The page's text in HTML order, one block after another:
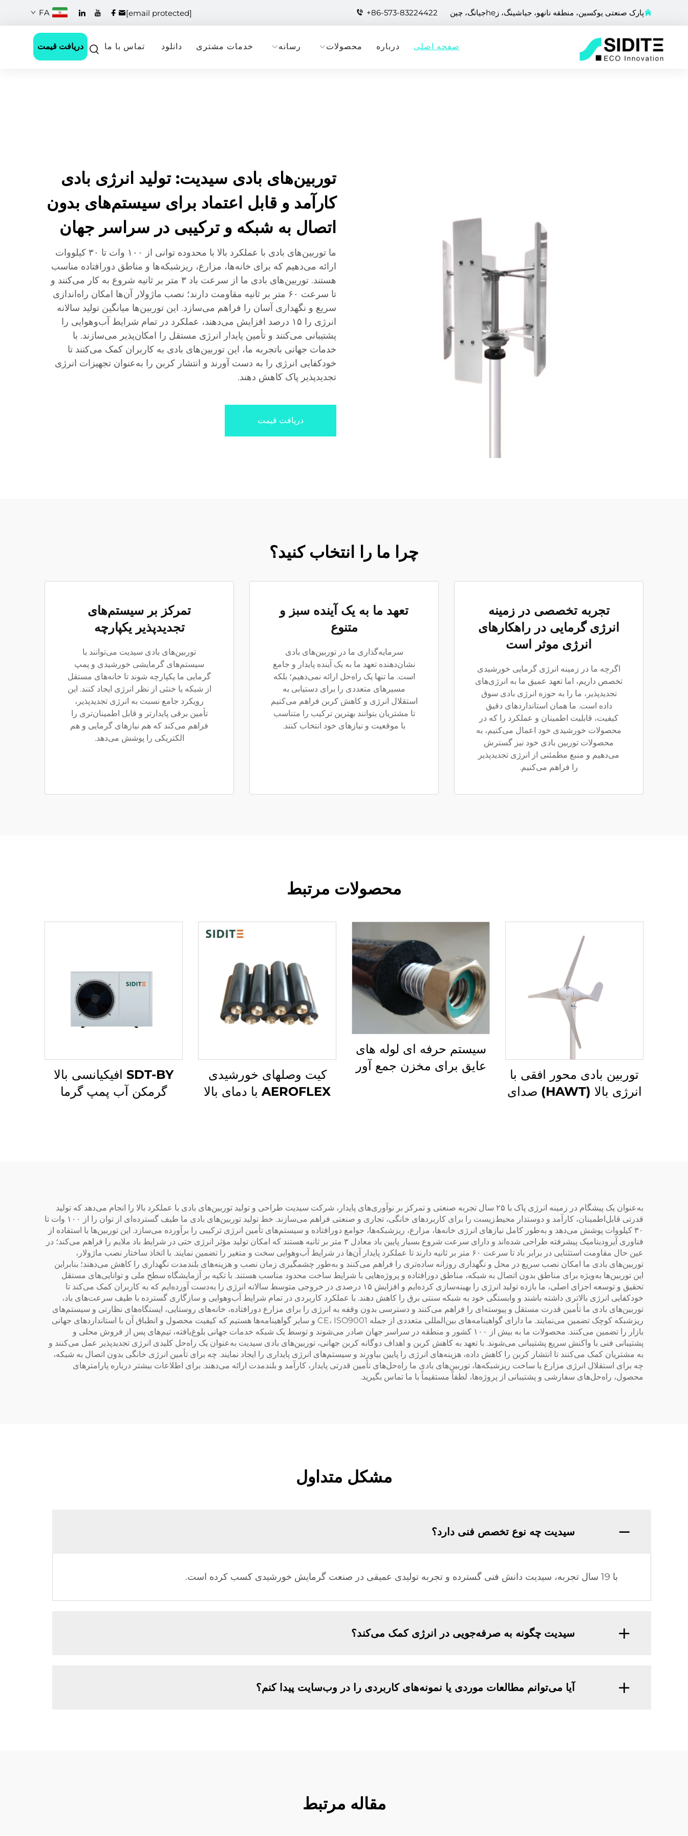
پارک صنعتی یوکسین، منطقه نانهو، جیاشینگ، زheجیانگ، چین +86-573-83224422
[email protected]
FA
صفحه اصلی درباره محصولات رسانه خدمات مشتری دانلود تماس با ما دریافت قیمت
توربین‌های بادی سیدیت: تولید انرژی بادی
کارآمد و قابل اعتماد برای سیستم‌های بدون
اتصال به شبکه و ترکیبی در سراسر جهان
ما توربین‌های بادی با عملکرد بالا با محدوده توانی از ۱۰۰ وات تا ۳۰ کیلووات
ارائه می‌دهیم که برای خانه‌ها، مزارع، ریزشبکه‌ها و مناطق دورافتاده مناسب
هستند. توربین‌های بادی ما از سرعت باد ۳ متر بر ثانیه شروع به کار می‌کنند و
تا سرعت ۶۰ متر بر ثانیه مقاومت دارند؛ نصب ماژولار آن‌ها امکان راه‌اندازی
سریع و نگهداری آسان را فراهم می‌سازد. این توربین‌ها میانگین تولید سالانه
انرژی را ۱۵ درصد افزایش می‌دهند، عملکرد در تمام شرایط آب‌وهوایی را
پشتیبانی می‌کنند و تأمین پایدار انرژی مستقل را امکان‌پذیر می‌سازند. با
خدمات جهانی باتجربه ما، این توربین‌های بادی به کاربران کمک می‌کنند تا
خودکفایی انرژی را به دست آورند و انتشار کربن را به‌عنوان تجهیزات انرژی
تجدیدپذیر پاک کاهش دهند.
دریافت قیمت
چرا ما را انتخاب کنید؟
تجربه تخصصی در زمینه
انرژی گرمایی در راهکارهای
انرژی موثر است
اگرچه ما در زمینه انرژی گرمایی خورشیدی
تخصص داریم، اما تعهد عمیق ما به انرژی‌های
تجدیدپذیر، ما را به حوزه انرژی بادی سوق
داده است. ما همان استانداردهای دقیق
کیفیت، قابلیت اطمینان و عملکرد را که در
محصولات خورشیدی خود اعمال می‌کنیم، به
محصولات توربین بادی خود نیز گسترش
می‌دهیم و منبع مطمئنی از انرژی تجدیدپذیر
را فراهم می‌کنیم.
تعهد ما به یک آینده سبز و
متنوع
سرمایه‌گذاری ما در توربین‌های بادی
نشان‌دهنده تعهد ما به یک آینده پایدار و جامع
است. ما تنها یک راه‌حل ارائه نمی‌دهیم؛ بلکه
مسیرهای متعددی را برای دستیابی به
استقلال انرژی و کاهش کربن فراهم می‌کنیم
تا مشتریان بتوانند بهترین ترکیب را متناسب
با موقعیت و نیازهای خود انتخاب کنند.
تمرکز بر سیستم‌های
تجدیدپذیر یکپارچه
توربین‌های بادی سیدیت می‌توانند با
سیستم‌های گرمایشی خورشیدی و پمپ
گرمایی ما یکپارچه شوند تا خانه‌های مستقل
از شبکه یا خنثی از نظر انرژی ایجاد کنند. این
رویکرد جامع نسبت به انرژی تجدیدپذیر،
تأمین برقی پایدارتر و قابل اطمینان‌تری را
فراهم می‌کند که هم نیازهای گرمایی و هم
الکتریکی را پوشش می‌دهد.
محصولات مرتبط
توربین بادی محور افقی با
انرژی بالا (HAWT) صدای
سیستم حرفه ای لوله های
عایق برای مخزن جمع آور
کیت وصلهای خورشیدی
AEROFLEX با دمای بالا
SDT-BY افیکیانسی بالا
گرمکن آب پمپ گرما
به‌عنوان یک پیشگام در زمینه انرژی پاک با ۲۵ سال تجربه صنعتی و تمرکز بر نوآوری‌های پایدار، شرکت سیدیت طراحی و تولید توربین‌های بادی با عملکرد بالا را انجام می‌دهد که تولید
قدرتی قابل‌اطمینان، کارآمد و دوستدار محیط‌زیست را برای کاربردهای خانگی، تجاری و صنعتی فراهم می‌سازند. خط تولید توربین‌های بادی ما طیف گسترده‌ای از توان را از ۱۰۰ وات تا
۳۰ کیلووات پوشش می‌دهد و به‌طور کامل نیازهای انرژی خانه‌ها، مزارع، ریزشبکه‌ها، جوامع دورافتاده و سیستم‌های تأمین انرژی ترکیبی را برآورده می‌سازد. این توربین‌ها با استفاده از
فناوری آیرودینامیک پیشرفته طراحی شده‌اند و دارای سرعت شروع بسیار پایین باد معادل ۳ متر بر ثانیه هستند که امکان تولید مؤثر انرژی حتی در شرایط باد ملایم را فراهم می‌کند؛ در
عین حال مقاومت استثنایی در برابر باد تا سرعت ۶۰ متر بر ثانیه دارند تا عملکرد پایدار آن‌ها در شرایط آب‌وهوایی سخت و متغیر را تضمین نمایند. با اتخاذ ساختار نصب ماژولار،
توربین‌های بادی ما امکان نصب سریع در محل و نگهداری روزانه ساده‌تری را فراهم می‌کنند و به‌طور چشمگیری زمان نصب و هزینه‌های بلندمدت نگهداری را کاهش می‌دهند؛ بنابراین
این توربین‌ها به‌ویژه برای مناطق بدون اتصال به شبکه، مناطق دورافتاده و پروژه‌هایی با شرایط ساخت محدود مناسب هستند. با تکیه بر آزمایشگاه سطح ملی و توانایی‌های مستقل
تحقیق و توسعه اجزای اصلی، ما بازده تولید انرژی را بهینه‌سازی کرده‌ایم و افزایش ۱۵ درصدی در خروجی متوسط سالانه انرژی را به‌دست آورده‌ایم که به کاربران کمک می‌کند تا
خودکفایی انرژی بالاتری داشته باشند و وابستگی خود به شبکه سنتی برق را کاهش دهند. با عملکرد کاربردی در تمام شرایط آب‌وهوایی و سازگاری گسترده با طیف سرعت‌های باد،
توربین‌های بادی ما تأمین قدرت مستقل و پیوسته‌ای را فراهم می‌کنند و دسترسی بدون وقفه به انرژی را برای مزارع دورافتاده، خانه‌های روستایی، ایستگاه‌های نظارتی و سیستم‌های
ریزشبکه کوچک تضمین می‌نمایند. ما دارای گواهینامه‌های بین‌المللی متعددی از جمله CE، ISO9001 و سایر گواهینامه‌ها هستیم که کیفیت محصول و انطباق آن با استانداردهای جهانی
بازار را تضمین می‌کنند. محصولات ما به بیش از ۱۰۰ کشور و منطقه در سراسر جهان صادر می‌شوند و توسط یک شبکه خدمات جهانی بلوغ‌یافته، تیم‌های پس از فروش محلی و
پشتیبانی فنی با واکنش سریع پشتیبانی می‌شوند. با تعهد به کاهش کربن و اهداف دوگانه کربن جهانی، توربین‌های بادی سیدیت به‌عنوان یک راه‌حل کلیدی انرژی تجدیدپذیر عمل می‌کنند و
به مشتریان کمک می‌کنند تا انتشار کربن را کاهش داده، هزینه‌های انرژی را پایین بیاورند و سیستم‌های انرژی پایداری را ایجاد نمایند. چه برای تأمین انرژی خانگی بدون اتصال به شبکه،
چه برای استقلال انرژی مزارع یا ساخت ریزشبکه‌ها، توربین‌های بادی ما راه‌حل‌های تأمین قدرتی پایدار، کارآمد و بلندمدت ارائه می‌دهند. برای اطلاعات بیشتر درباره پارامترهای
محصول، راه‌حل‌های سفارشی و پشتیبانی از پروژه‌ها، لطفاً مستقیماً با ما تماس بگیرید.
مشکل متداول
سیدیت چه نوع تخصص فنی دارد؟
با 19 سال تجربه، سیدیت دانش فنی گسترده و تجربه تولیدی عمیقی در صنعت گرمایش خورشیدی کسب کرده است.
سیدیت چگونه به صرفه‌جویی در انرژی کمک می‌کند؟
آیا می‌توانم مطالعات موردی یا نمونه‌های کاربردی را در وب‌سایت پیدا کنم؟
مقاله مرتبط